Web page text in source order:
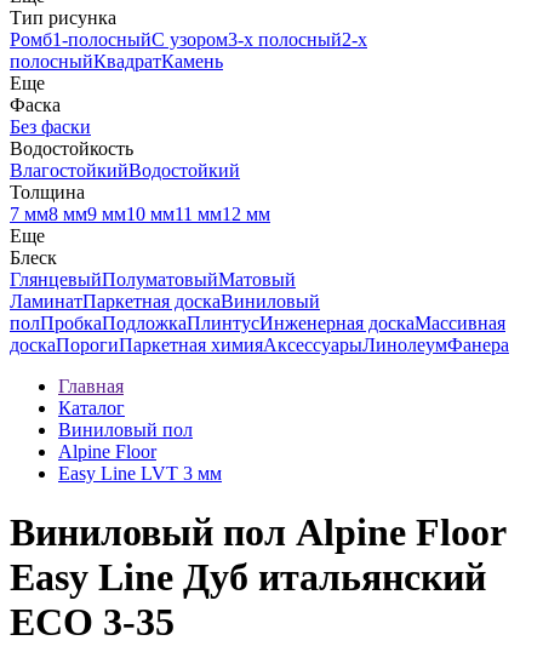
Тип рисунка
Ромб1-полосныйС узором3-х полосный2-х
полосныйКвадратКамень
Еще
Фаска
Без фаски
Водостойкость
ВлагостойкийВодостойкий
Толщина
7 мм8 мм9 мм10 мм11 мм12 мм
Еще
Блеск
ГлянцевыйПолуматовыйМатовый
ЛаминатПаркетная доскаВиниловый
полПробкаПодложкаПлинтусИнженерная доскаМассивная
доскаПорогиПаркетная химияАксессуарыЛинолеумФанера
Главная
Каталог
Виниловый пол
Alpine Floor
Easy Line LVT 3 мм
Виниловый пол Alpine Floor
Easy Line Дуб итальянский
ЕСО 3-35